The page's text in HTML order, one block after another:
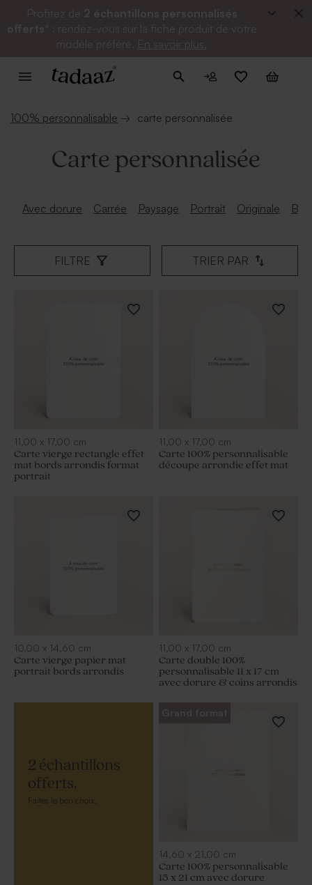
Profitez de 2 échantillons personnalisés
offerts*
: rendez-vous sur la fiche produit de votre
modèle préféré. En savoir plus.
100% personnalisable → carte personnalisée
Carte personnalisée
Avec dorure Carrée Paysage Portrait Originale
FILTRE TRIER PAR
2 échantillons
offerts.
Faites le bon choix.
11,00 x 17,00 cm
Carte vierge rectangle effet
mat bords arrondis format
portrait
11,00 x 17,00 cm
Carte 100% personnalisable
découpe arrondie effet mat
10,00 x 14,60 cm
Carte vierge papier mat
portrait bords arrondis
11,00 x 17,00 cm
Carte double 100%
personnalisable 11 x 17 cm
avec dorure & coins arrondis
Grand format
14,60 x 21,00 cm
Carte 100% personnalisable
15 x 21 cm avec dorure